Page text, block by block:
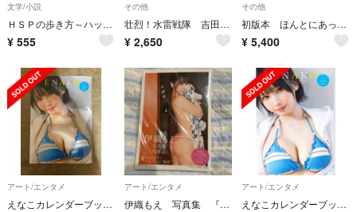
文学/小説
ＨＳＰの歩き方～ハッピー・センシティブ・パーソン！～
¥ 555
その他
壮烈！水雷戦隊 吉田俊雄 秋田書店
¥ 2,650
その他
初版本 ほんとにあった怖い話 日本列島幽霊事件30話
¥ 5,400
アート/エンタメ
えなこカレンダーブック２０２６．４～２０２７．３
アート/エンタメ
伊織もえ 写真集 『内緒話』
アート/エンタメ
えなこカレンダーブック２０２６．４～２０２７．３ ④